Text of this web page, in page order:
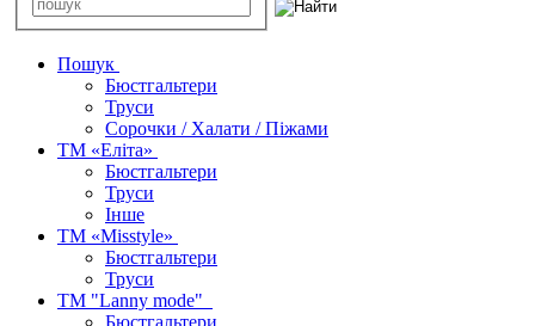
Пошук
Бюстгальтери
Труси
Сорочки / Халати / Піжами
ТМ «Еліта»
Бюстгальтери
Труси
Інше
ТМ «Misstyle»
Бюстгальтери
Труси
ТМ "Lanny mode"
Бюстгальтери